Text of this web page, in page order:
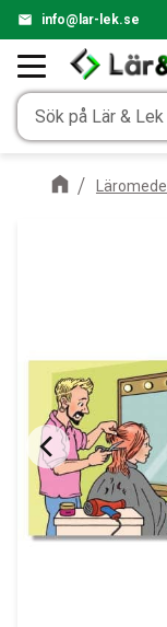
info@lar-lek.se
Läromedel